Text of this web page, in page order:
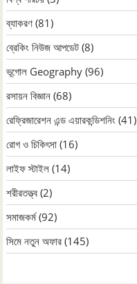
ব্যাকরণ (81)
ব্রেকিং নিউজ আপডেট (8)
ভূগোল Geography (96)
রসায়ন বিজ্ঞান (68)
রেফ্রিজারেশন এন্ড এয়ারকন্ডিশনিং (41)
রোগ ও চিকিৎসা (16)
লাইফ স্টাইল (14)
শরীরতত্ত্ব (2)
সমাজকর্ম(92)
সিমে নতুন ‍অফার (145)